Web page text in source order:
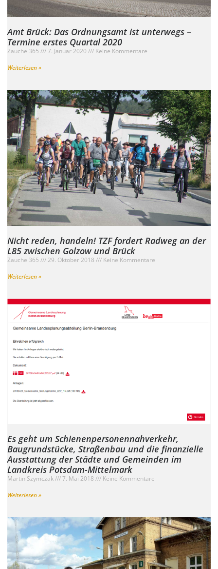
Amt Brück: Das Ordnungsamt ist unterwegs –
Termine erstes Quartal 2020
Zauche 365 7. Januar 2020
Keine Kommentare
Weiterlesen »
Nicht reden, handeln! TZF fordert Radweg an der
L85 zwischen Golzow und Brück
Zauche 365 29. Oktober 2018
Keine Kommentare
Weiterlesen »
Es geht um Schienenpersonennahverkehr,
Baugrundstücke, Straßenbau und die finanzielle
Ausstattung der Städte und Gemeinden im
Landkreis Potsdam-Mittelmark
Martin Szymczak 7. Mai 2018
Keine Kommentare
Weiterlesen »